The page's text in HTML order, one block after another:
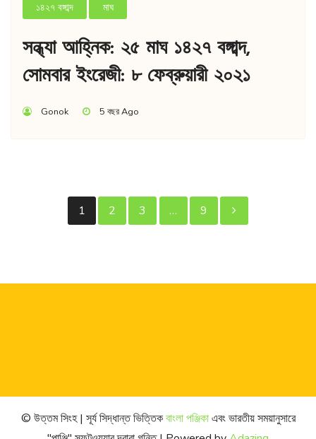
১৪২৭ বঙ্গাব্দ মাঘ
সন্ধ্যা আহ্নিক: ২৫ মাঘ ১৪২৭ বঙ্গাব্দ,
সোমবার ইংরেজী: ৮ ফেব্রুয়ারী ২০২১
Gonok 5 বছর Ago
পোস্ট
1 2 3 … 9
© উত্তম সিংহ | সূর্য সিদ্ধান্ত ভিত্তিকবাংলা পঞ্জিকাএবং ভারতীয় সময়ানুসারে